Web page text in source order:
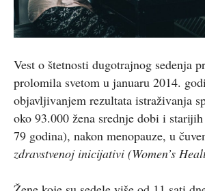
Vest o štetnosti dugotrajnog sedenja
prolomila svetom u januaru 2014.
objavljivanjem rezultata istraživanja
oko 93.000 žena srednje dobi i
79 godina), nakon menopauze, u
zdravstvenoj inicijativi (Women’s